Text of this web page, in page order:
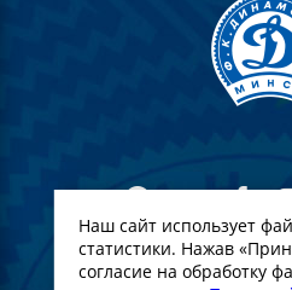
Наш сайт использует
статистики. Нажав
согласие на обработку